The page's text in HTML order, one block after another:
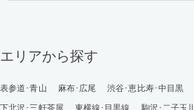
エリアから探す
表参道･青山 麻布･広尾 渋谷･恵比寿･中目黒
下北沢･三軒茶屋
東横線･目黒線 駒沢･二子玉川